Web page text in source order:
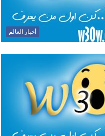
أخبار العالم